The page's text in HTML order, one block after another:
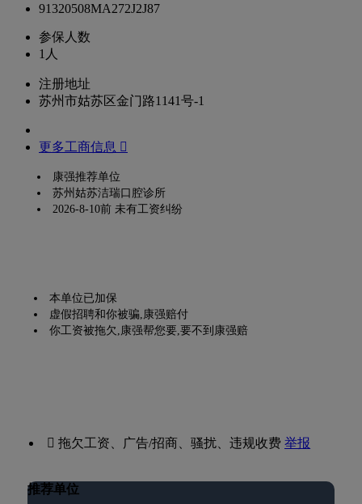
91320508MA272J2J87
参保人数
1人
注册地址
苏州市姑苏区金门路1141号-1
更多工商信息 
康强推荐单位
苏州姑苏洁瑞口腔诊所
2026-8-10前 未有工资纠纷
本单位已加保
虚假招聘和你被骗,康强赔付
你工资被拖欠,康强帮您要,要不到康强赔
 拖欠工资、广告/招商、骚扰、违规收费举报
推荐单位